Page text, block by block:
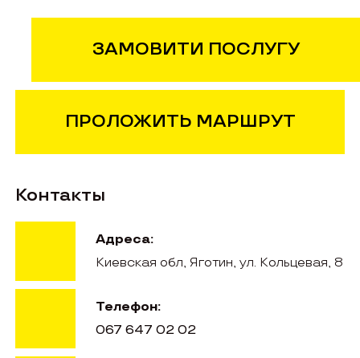
ЗАМОВИТИ ПОСЛУГУ
ПРОЛОЖИТЬ МАРШРУТ
Контакты
Адреса:
Киевская обл, Яготин, ул. Кольцевая, 8
Телефон:
067 647 02 02